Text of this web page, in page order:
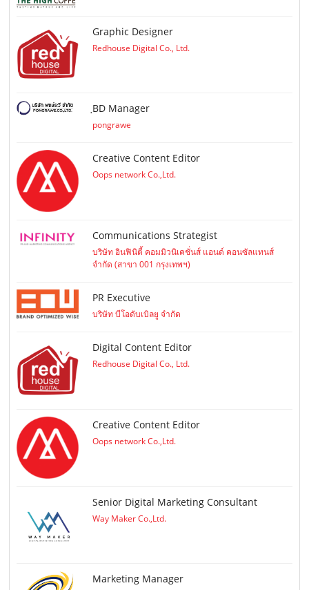
Graphic Designer
Redhouse Digital Co., Ltd.
ฺBD Manager
pongrawe
Creative Content Editor
Oops network Co.,Ltd.
Communications Strategist
บริษัท อินฟินิตี้ คอมมิวนิเคชั่นส์ แอนด์ คอนซัลแทนส์
จำกัด (สาขา 001 กรุงเทพฯ)
PR Executive
บริษัท บีโอดับเบิลยู จำกัด
Digital Content Editor
Redhouse Digital Co., Ltd.
Creative Content Editor
Oops network Co.,Ltd.
Senior Digital Marketing Consultant
Way Maker Co.,Ltd.
Marketing Manager